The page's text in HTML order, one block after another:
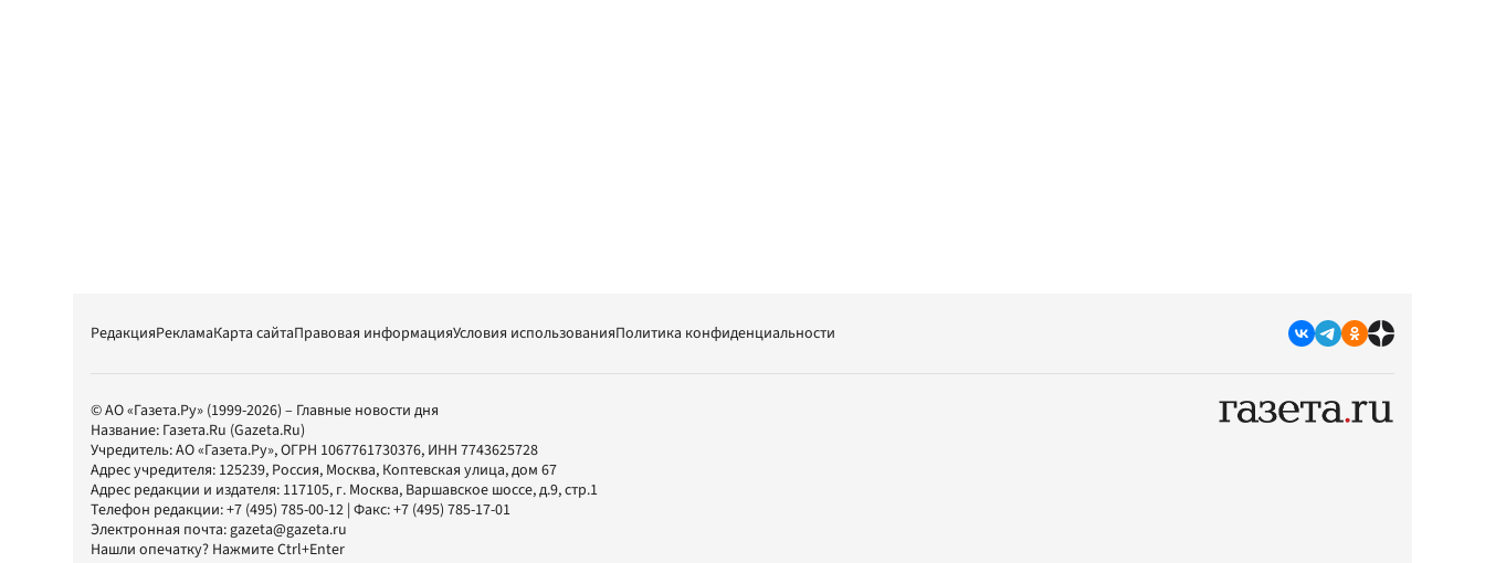
РедакцияРекламаКарта сайтаПравовая информацияУсловия использованияПолитика конфиденциальности
© АО «Газета.Ру» (1999-2026) – Главные новости дня
Название: Газета.Ru (Gazeta.Ru)
Учредитель:АО «Газета.Ру», ОГРН 1067761730376, ИНН 7743625728
Адрес учредителя: 125239, Россия, Москва, Коптевская улица, дом 67
Адрес редакции и издателя: 117105, г. Москва, Варшавское шоссе, д.9, стр.1
Телефон редакции:+7 (495) 785-00-12 | Факс:+7 (495) 785-17-01
Электронная почта:gazeta@gazeta.ru
Нашли опечатку? Нажмите Ctrl+Enter